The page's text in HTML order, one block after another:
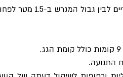
התנועה.